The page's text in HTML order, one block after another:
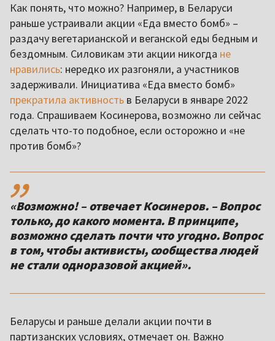
Как понять, что можно? Например, в Беларуси
раньше устраивали акции «Еда вместо бомб» –
раздачу вегетарианской и веганской еды бедным и
бездомным. Силовикам эти акции никогда не
нравились: нередко их разгоняли, а участников
задерживали. Инициатива «Еда вместо бомб»
прекратила активность в Беларуси в январе 2022
года. Спрашиваем Косинерова, возможно ли сейчас
сделать что-то подобное, если осторожно и «не
против бомб»?
,,
«Возможно! – отвечает Косинеров. – Вопрос
только, до какого момента. В принципе,
возможно сделать почти что угодно. Вопрос
в том, чтобы активисты, сообщества людей
не стали одноразовой акцией».
Беларусы и раньше делали акции почти в
партизанских условиях, отмечает он. Важно